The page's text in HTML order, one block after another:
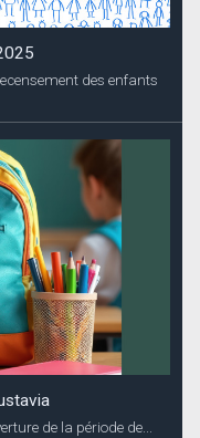
des enfants
de la période de...